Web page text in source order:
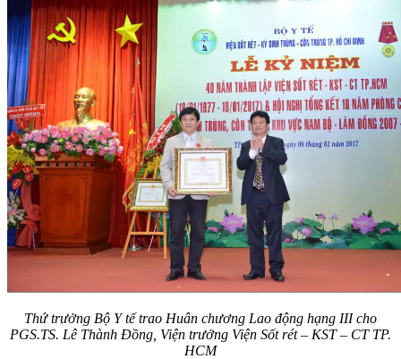
Thứ trưởng Bộ Y tế trao Huân chương Lao động hạng III cho
PGS.TS. Lê Thành Đồng, Viện trưởng Viện Sốt rét – KST – CT TP.
HCM